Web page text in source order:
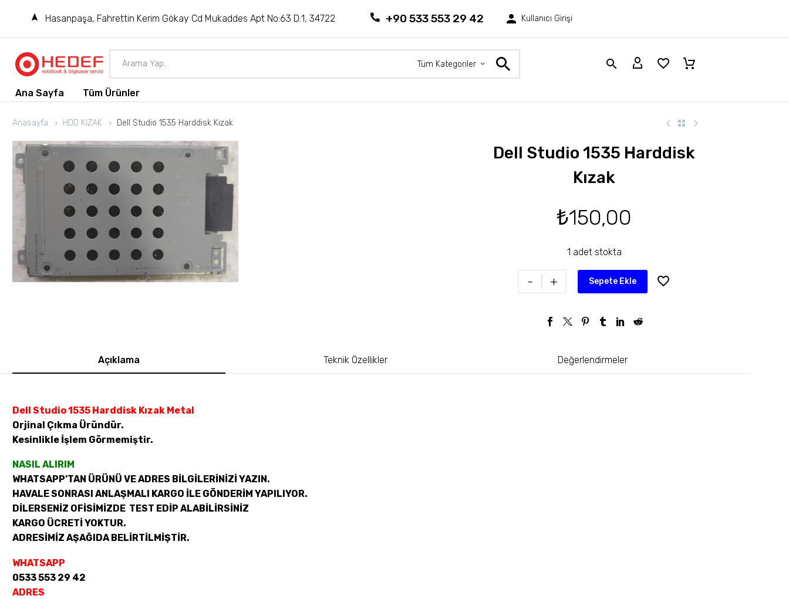
Hasanpaşa, Fahrettin Kerim Gökay Cd Mukaddes Apt No:63 D:1, 34722 +90 533 553 29 42 Kullanıcı Girişi
Tüm Kategoriler
Ana Sayfa Tüm Ürünler
Anasayfa HDD KIZAK Dell Studio 1535 Harddisk Kızak
Dell Studio 1535 Harddisk
Kızak
₺150,00
1 adet stokta
- + Sepete Ekle
Açıklama Teknik Özellikler Değerlendirmeler
Dell Studio 1535 Harddisk Kızak Metal
Orjinal Çıkma Üründür.
Kesinlikle İşlem Görmemiştir.
NASIL ALIRIM
WHATSAPP’TAN ÜRÜNÜ VE ADRES BİLGİLERİNİZİ YAZIN.
HAVALE SONRASI ANLAŞMALI KARGO İLE GÖNDERİM YAPILIYOR.
DİLERSENİZ OFİSİMİZDE TEST EDİP ALABİLİRSİNİZ
KARGO ÜCRETİ YOKTUR.
ADRESİMİZ AŞAĞIDA BELİRTİLMİŞTİR.
WHATSAPP
0533 553 29 42
ADRES